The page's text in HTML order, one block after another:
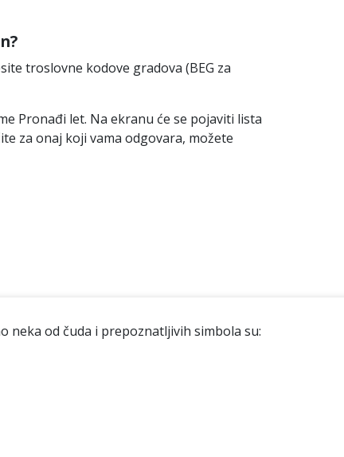
troslovne kodove gradova (BEG za
Pronađi let. Na ekranu će se pojaviti lista
za onaj koji vama odgovara, možete
neka od čuda i prepoznatljivih simbola su: